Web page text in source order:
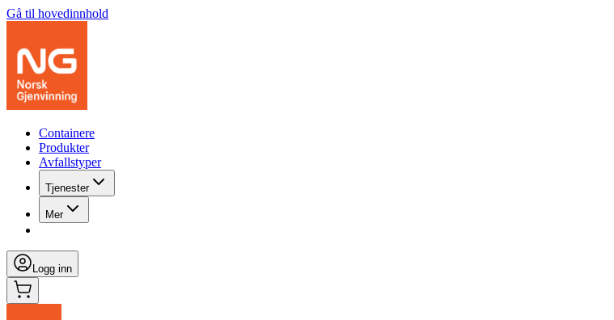
Gå til hovedinnhold
Containere
Produkter
Avfallstyper
Tjenester
Mer
Logg inn